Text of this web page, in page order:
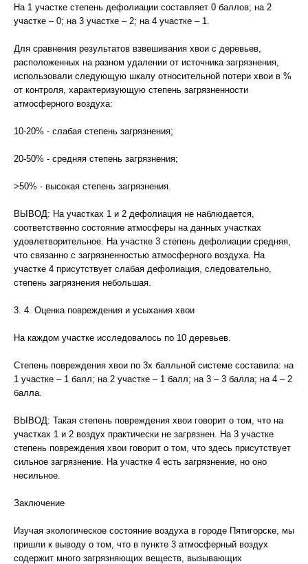
На 1 участке степень дефолиации составляет 0 баллов; на 2
участке – 0; на 3 участке – 2; на 4 участке – 1.
Для сравнения результатов взвешивания хвои с деревьев,
расположенных на разном удалении от источника загрязнения,
использовали следующую шкалу относительной потери хвои в %
от контроля, характеризующую степень загрязненности
атмосферного воздуха:
10-20% - слабая степень загрязнения;
20-50% - средняя степень загрязнения;
>50% - высокая степень загрязнения.
ВЫВОД: На участках 1 и 2 дефолиация не наблюдается,
соответственно состояние атмосферы на данных участках
удовлетворительное. На участке 3 степень дефолиации средняя,
что связанно с загрязненностью атмосферного воздуха. На
участке 4 присутствует слабая дефолиация, следовательно,
степень загрязнения небольшая.
3. 4. Оценка повреждения и усыхания хвои
На каждом участке исследовалось по 10 деревьев.
Степень повреждения хвои по 3х балльной системе составила: на
1 участке – 1 балл; на 2 участке – 1 балл; на 3 – 3 балла; на 4 – 2
балла.
ВЫВОД: Такая степень повреждения хвои говорит о том, что на
участках 1 и 2 воздух практически не загрязнен. На 3 участке
степень повреждения хвои говорит о том, что здесь присутствует
сильное загрязнение. На участке 4 есть загрязнение, но оно
несильное.
Заключение
Изучая экологическое состояние воздуха в городе Пятигорске, мы
пришли к выводу о том, что в пункте 3 атмосферный воздух
содержит много загрязняющих веществ, вызывающих